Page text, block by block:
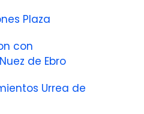
Plaza
con
de Ebro
Urrea de